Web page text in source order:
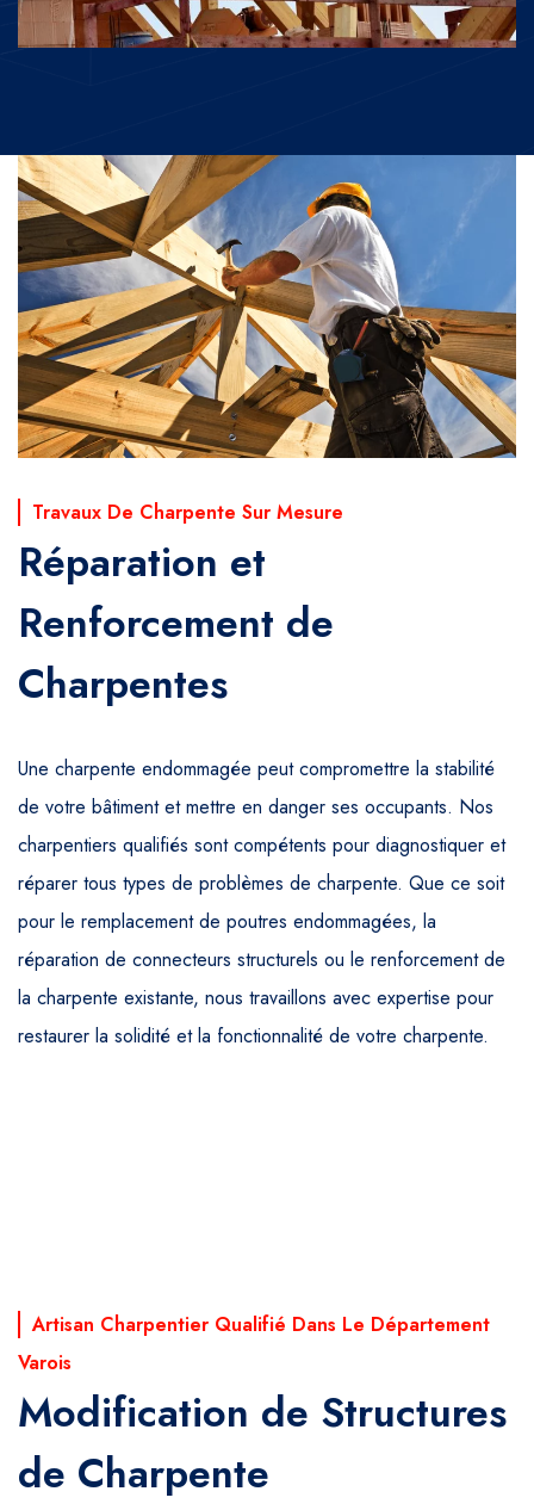
Travaux De Charpente Sur Mesure
Réparation et
Renforcement de
Charpentes
Une charpente endommagée peut compromettre la stabilité
de votre bâtiment et mettre en danger ses occupants. Nos
charpentiers qualifiés sont compétents pour diagnostiquer et
réparer tous types de problèmes de charpente. Que ce soit
pour le remplacement de poutres endommagées, la
réparation de connecteurs structurels ou le renforcement de
la charpente existante, nous travaillons avec expertise pour
restaurer la solidité et la fonctionnalité de votre charpente.
Artisan Charpentier Qualifié Dans Le Département
Varois
Modification de Structures
de Charpente